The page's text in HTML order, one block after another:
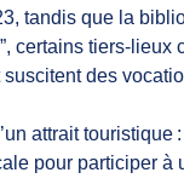
tandis que la
certains tiers-
des
attrait
pour participer à